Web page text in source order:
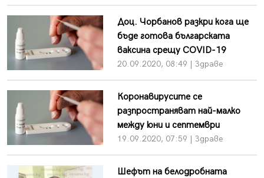
Доц. Чорбанов разкри кога ще
бъде готова българската
ваксина срещу COVID-19
20.09.2020, 08:49 | Здраве
Коронавирусите се
разпространяват най-малко
между юни и септември
19.09.2020, 07:59 | Здраве
Шефът на белодробната